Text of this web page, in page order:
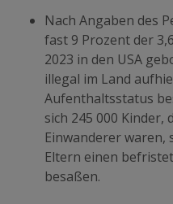
Nach Angaben des
fast 9 Prozent der
2023 in den USA
illegal im Land
Aufenthaltsstatus
sich 245 000 Kinder,
Einwanderer waren,
Eltern einen
besaßen.